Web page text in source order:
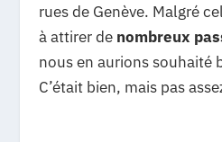
rues de Genève. Malgré
à attirer de nombreux
nous en aurions souhaité
C’était bien, mais pas